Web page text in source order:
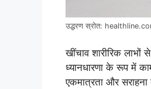
उद्धरण स्रोत:
खींचाव शारीरिक
ध्यानधारणा के रूप में
एकमात्रता और